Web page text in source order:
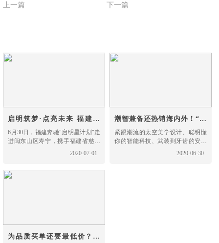
上一篇
下一篇
启明筑梦·点亮未来 福建奔
驰“启明星计划”走进寿宁
6月30日，福建奔驰"启明星计划"走
进闽东山区寿宁，携手福建省慈善
总会和寿宁慈善总会在寿宁县南阳
记、组织部长雷春雄和寿宁县人民
2020-07-01
潮智兼备还热销海内外！“宠
粉狂魔”哈弗F7携至高2.5万
钜惠来袭
紧跟潮流的太空美学设计、聪明懂
你的智能科技、武装到牙齿的安全
性能……如此能打的哈弗F7自然备
2020-06-30
为品质买单还要最低价？哈